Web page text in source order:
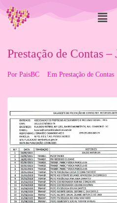
Prestação de Contas –
Por PaisBC Em Prestação de Contas